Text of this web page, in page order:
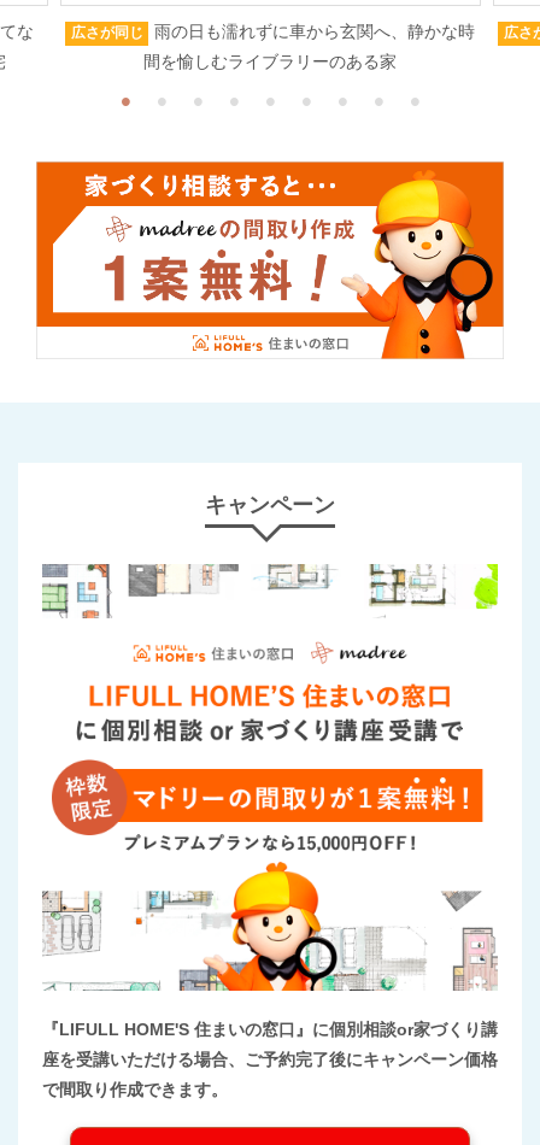
な
広さが同じ
雨の日も濡れずに車から玄関へ、静かな時
間を愉しむライブラリーのある家
広さ
キャンペーン
『LIFULL HOME'S 住まいの窓口』に個別相談or家づくり講
座を受講いただける場合、ご予約完了後にキャンペーン価格
で間取り作成できます。